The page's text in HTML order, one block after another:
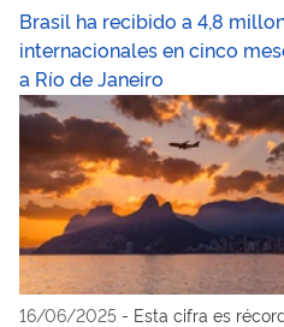
Brasil ha recibido a 4,8
internacionales en cinco
a Río de Janeiro
16/06/2025 - Esta cifra es